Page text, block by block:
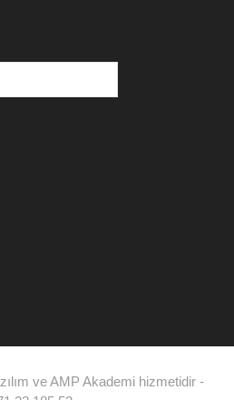
ve AMP Akademi hizmetidir -